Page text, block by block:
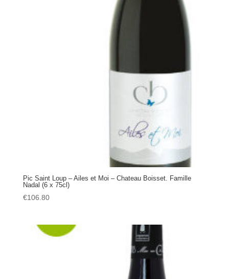
Pic Saint Loup – Ailes et Moi – Chateau Boisset. Famille
Nadal (6 x 75cl)
€106.80